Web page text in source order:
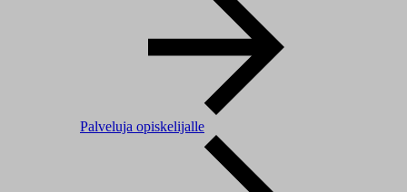
Palveluja opiskelijalle